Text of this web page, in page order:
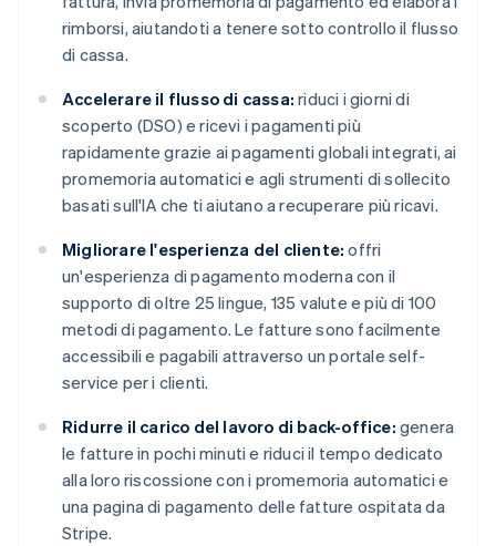
rimborsi, aiutandoti a tenere sotto controllo il flusso
di cassa.
Accelerare il flusso di cassa: riduci i giorni di
scoperto (DSO) e ricevi i pagamenti più
rapidamente grazie ai pagamenti globali integrati, ai
promemoria automatici e agli strumenti di sollecito
basati sull'IA che ti aiutano a recuperare più ricavi.
Migliorare l'esperienza del cliente: offri
un'esperienza di pagamento moderna con il
supporto di oltre 25 lingue, 135 valute e più di 100
metodi di pagamento. Le fatture sono facilmente
accessibili e pagabili attraverso un portale self-
service per i clienti.
Ridurre il carico del lavoro di back-office: genera
le fatture in pochi minuti e riduci il tempo dedicato
alla loro riscossione con i promemoria automatici e
una pagina di pagamento delle fatture ospitata da
Stripe.